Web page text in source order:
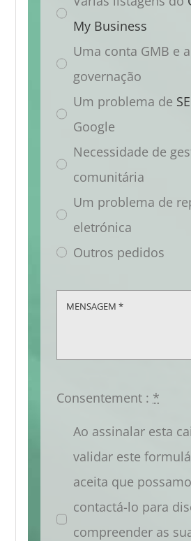
My Business
Uma conta GMB e
governação
Um problema de
Google
Necessidade de
comunitária
Um problema de
eletrónica
Outros pedidos
Consentement : *
Ao assinalar esta
validar este
aceita que
contactá-lo para
compreender as